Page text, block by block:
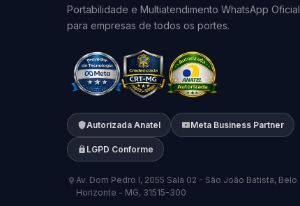
Portabilidade e Multiatendimento WhatsApp Oficial
para empresas de todos os portes.
Autorizada Anatel Meta Business Partner
LGPD Conforme
Av. Dom Pedro I, 2055 Sala 02 - São João Batista, Belo
Horizonte - MG, 31515-300